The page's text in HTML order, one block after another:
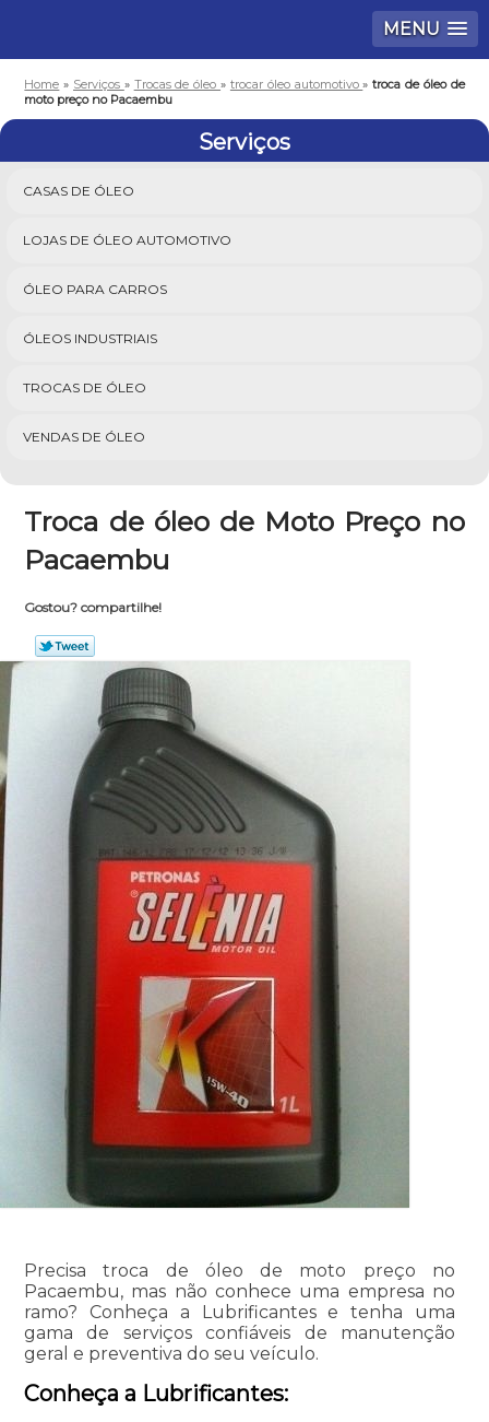
MENU
Home » Serviços » Trocas de óleo» trocar óleo automotivo»troca de óleo de
moto preço no Pacaembu
Serviços
CASAS DE ÓLEO
LOJAS DE ÓLEO AUTOMOTIVO
ÓLEO PARA CARROS
ÓLEOS INDUSTRIAIS
TROCAS DE ÓLEO
VENDAS DE ÓLEO
Troca de óleo de Moto Preço no
Pacaembu
Gostou? compartilhe!
Precisa troca de óleo de moto preço no
Pacaembu, mas não conhece uma empresa no
ramo? Conheça a Lubrificantes e tenha uma
gama de serviços confiáveis de manutenção
geral e preventiva do seu veículo.
Conheça a Lubrificantes: